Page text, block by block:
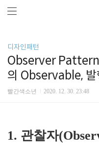
디자인패턴
Observer Pattern
의 Observable,
빨간색소년 2020. 12. 30. 23:48
1. 관찰자